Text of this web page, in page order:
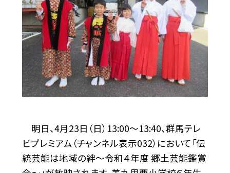
明日、4月23日（日）13:00〜13:40、群馬テレ
ビプレミアム（チャンネル表示032）において「伝
統芸能は地域の絆〜令和４年度 郷土芸能鑑賞